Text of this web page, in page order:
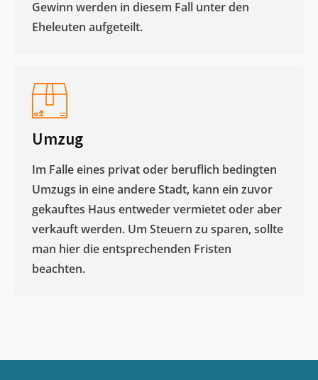
Gewinn werden in diesem Fall unter den
Eheleuten aufgeteilt.​
Umzug
Im Falle eines privat oder beruflich bedingten
Umzugs in eine andere Stadt, kann ein zuvor
gekauftes Haus entweder vermietet oder aber
verkauft werden. Um Steuern zu sparen, sollte
man hier die entsprechenden Fristen
beachten.